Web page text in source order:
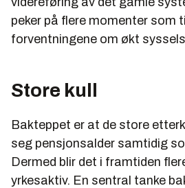
peker på flere momenter som
forventningene om økt
Store kull
Bakteppet er at de store
seg pensjonsalder samtidig
Dermed blir det i framtiden
yrkesaktiv. En sentral tanke